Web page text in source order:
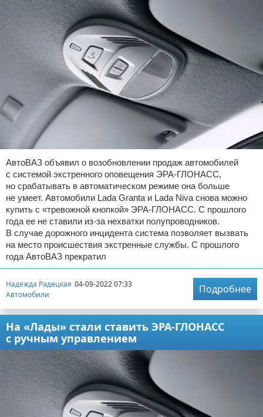
АвтоВАЗ объявил о возобновлении продаж автомобилей
с системой экстренного оповещения ЭРА-ГЛОНАСС,
но срабатывать в автоматическом режиме она больше
не умеет. Автомобили Lada Granta и Lada Niva снова можно
купить с «тревожной кнопкой» ЭРА-ГЛОНАСС. С прошлого
года ее не ставили из-за нехватки полупроводников.
В случае дорожного инцидента система позволяет вызвать
на место происшествия экстренные службы. С прошлого
года АвтоВАЗ прекратил
Надежда Радецкая 04-09-2022 07:33
Автомобили
Подробнее
На «Лады» стали ставить ЭРА-ГЛОНАСС
с ручным управлением